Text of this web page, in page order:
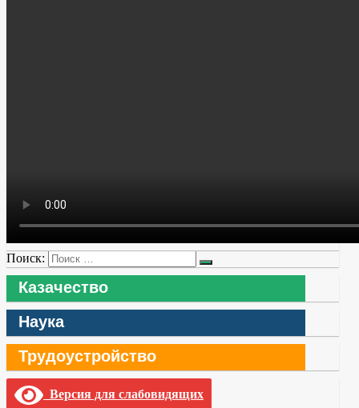
Поиск:
Казачество
Наука
Трудоустройство
Версия для слабовидящих